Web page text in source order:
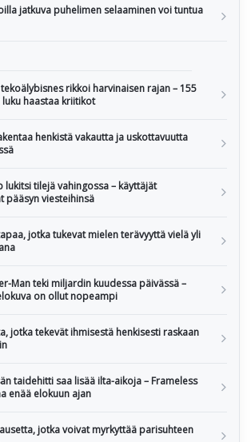
jatkuva puhelimen selaaminen voi tuntua
rikkoi harvinaisen rajan – 155
haastaa kriitikot
henkistä vakautta ja uskottavuutta
lukitsi tilejä vahingossa – käyttäjät
pääsyn viesteihinsä
jotka tukevat mielen terävyyttä vielä yli
Man teki miljardin kuudessa päivässä –
on ollut nopeampi
jotka tekevät ihmisestä henkisesti raskaan
taidehitti saa lisää ilta-aikoja – Frameless
enää elokuun ajan
jotka voivat myrkyttää parisuhteen